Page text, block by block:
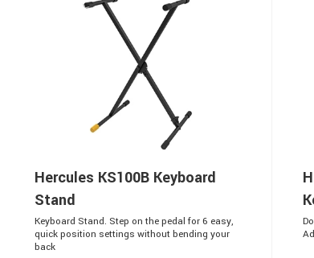
Hercules KS100B Keyboard
Stand
Keyboard Stand. Step on the pedal for 6 easy,
quick position settings without bending your
back